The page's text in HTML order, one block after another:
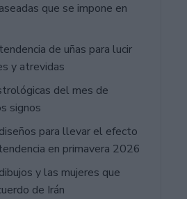
que se impone en
de uñas para lucir
y atrevidas
del mes de
signos
para llevar el efecto
en primavera 2026
y las mujeres que
de Irán